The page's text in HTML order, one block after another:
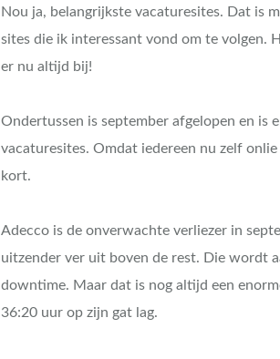
Nou ja, belangrijkste vacaturesites. Dat is
sites die ik interessant vond om te volgen.
er nu altijd bij!
Ondertussen is september afgelopen en is
vacaturesites. Omdat iedereen nu zelf
kort.
Adecco is de onverwachte verliezer in
uitzender ver uit boven de rest. Die wordt
downtime. Maar dat is nog altijd een
36:20 uur op zijn gat lag.